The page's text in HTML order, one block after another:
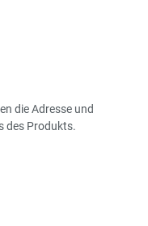
die Adresse und
des Produkts.